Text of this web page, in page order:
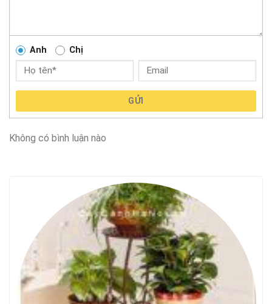
Anh Chị
GỬI
Không có bình luận nào